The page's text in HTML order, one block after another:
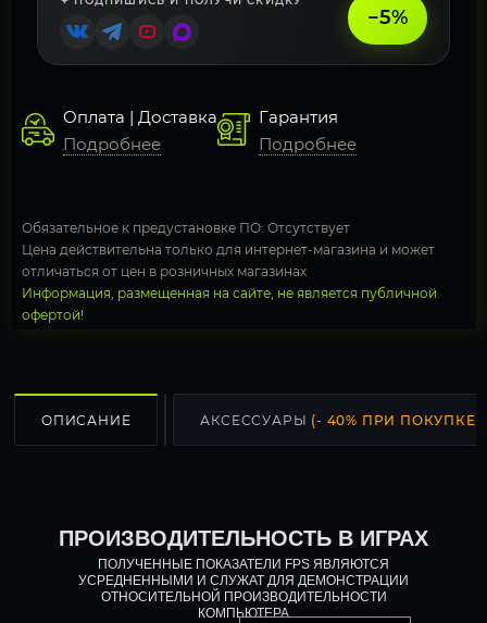
−5%
Оплата | Доставка
Подробнее
Гарантия
Подробнее
Обязательное к предустановке ПО: Отсутствует
Цена действительна только для интернет-магазина и может
отличаться от цен в розничных магазинах
Информация, размещенная на сайте, не является публичной
офертой!
ОПИСАНИЕ АКСЕССУАРЫ (- 40% ПРИ ПОКУПКЕ
ПРОИЗВОДИТЕЛЬНОСТЬ В ИГРАХ
ПОЛУЧЕННЫЕ ПОКАЗАТЕЛИ FPS ЯВЛЯЮТСЯ
УСРЕДНЕННЫМИ И СЛУЖАТ ДЛЯ ДЕМОНСТРАЦИИ
ОТНОСИТЕЛЬНОЙ ПРОИЗВОДИТЕЛЬНОСТИ
КОМПЬЮТЕРА